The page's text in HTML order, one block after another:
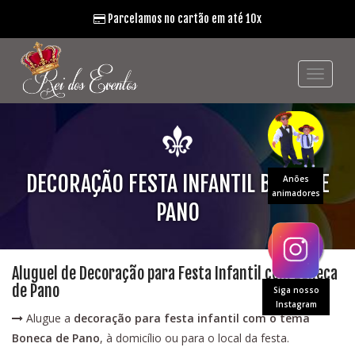
Anões
animadores
Siga nosso
Instagram
Parcelamos no cartão em até 10x
DECORAÇÃO FESTA INFANTIL BONE DE
PANO
Aluguel de Decoração para Festa Infantil com Boneca
de Pano
Alugue a decoração para festa infantil com o tema
Boneca de Pano, à domicílio ou para o local da festa.